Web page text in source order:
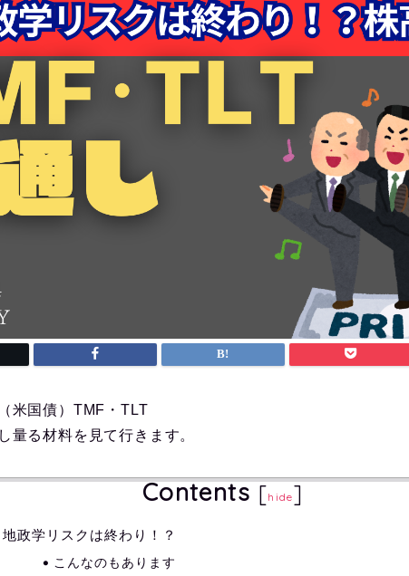
米国債）TMF・TLT
量る材料を見て行きます。
Contents [hide]
地政学リスクは終わり！？
こんなのもあります